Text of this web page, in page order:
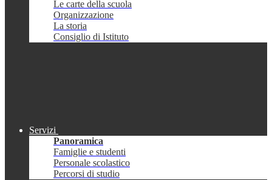
Le carte della scuola
Organizzazione
La storia
Consiglio di Istituto
Servizi
Panoramica
Famiglie e studenti
Personale scolastico
Percorsi di studio